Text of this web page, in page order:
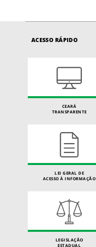
ACESSO RÁPIDO
CEARÁ
TRANSPARENTE
LEI GERAL DE
ACESSO À INFORMAÇÃO
LEGISLAÇÃO
ESTADUAL